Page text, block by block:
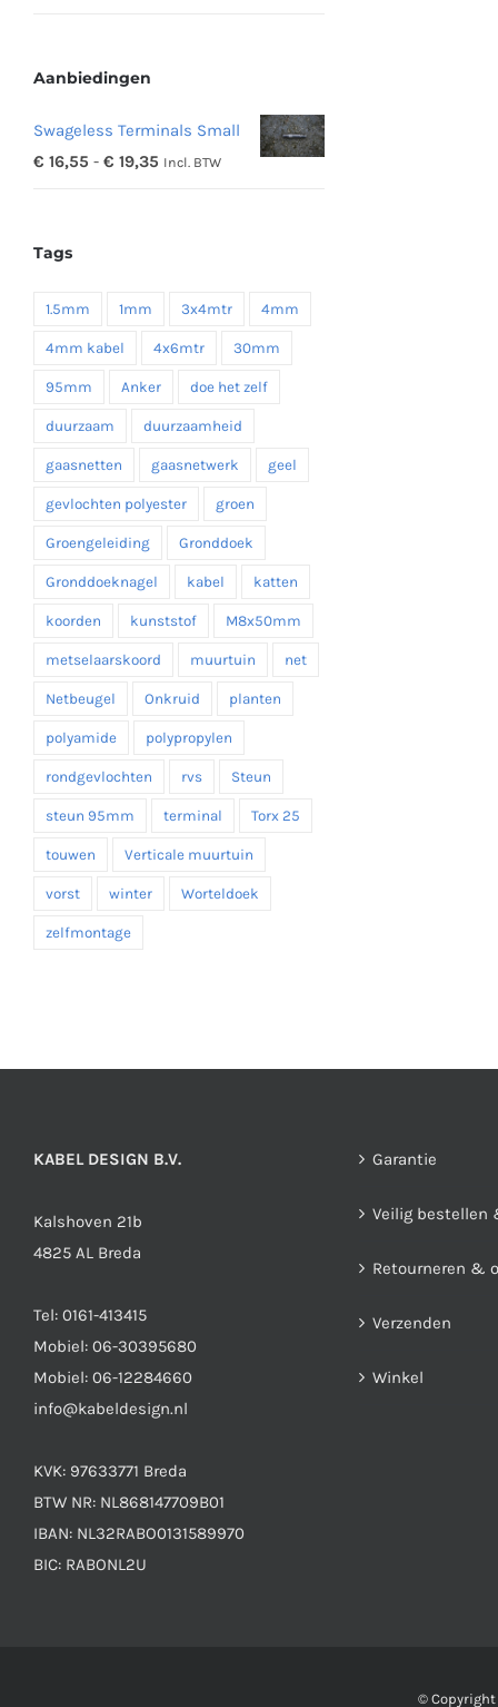
Aanbiedingen
Swageless Terminals Small
€ 16,55 - € 19,35 Prijsklasse:
Incl. BTW
Tags
1.5mm 1mm 3x4mtr 4mm
4mm kabel 4x6mtr 30mm
95mm Anker doe het zelf
duurzaam duurzaamheid
gaasnetten gaasnetwerk geel
gevlochten polyester groen
Groengeleiding Gronddoek
Gronddoeknagel kabel katten
koorden kunststof M8x50mm
metselaarskoord muurtuin net
Netbeugel Onkruid planten
polyamide polypropylen
rondgevlochten rvs Steun
steun 95mm terminal Torx 25
touwen Verticale muurtuin
vorst winter Worteldoek
zelfmontage
KABEL DESIGN B.V.
Kalshoven 21b
4825 AL Breda
Tel: 0161-413415
Mobiel: 06-30395680
Mobiel: 06-12284660
info@kabeldesign.nl
KVK: 97633771 Breda
BTW NR: NL868147709B01
IBAN: NL32RABO0131589970
BIC: RABONL2U
Garantie
Veilig bestellen
Retourneren &
Verzenden
Winkel
© Copyright